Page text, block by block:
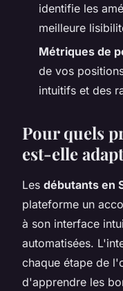
identifie les
meilleure
Métriques de
de vos
intuitifs et des
Pour quels
est-elle
Les débutants en
plateforme un
à son interface
automatisées.
chaque étape de
d'apprendre les